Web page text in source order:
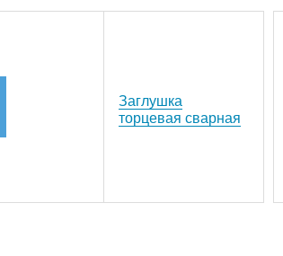
Заглушка
торцевая сварная